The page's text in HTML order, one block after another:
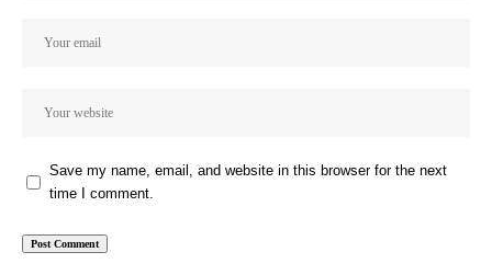
Save my name, email, and website in this browser for the next
time I comment.